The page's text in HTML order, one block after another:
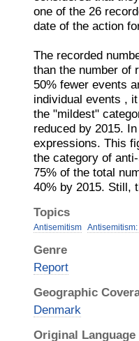
one of the 26
date of the action
The recorded
than the number of
50% fewer events
individual events ,
the "mildest"
reduced by 2015.
expressions. This
the category of
75% of the total
40% by 2015. Still,
Topics
Antisemitism
Genre
Report
Geographic
Denmark
Original Language